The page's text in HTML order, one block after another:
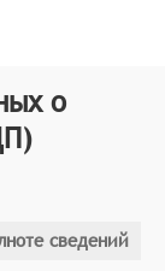
в компаниях
обеспечения
и
Соваре
о
сведений